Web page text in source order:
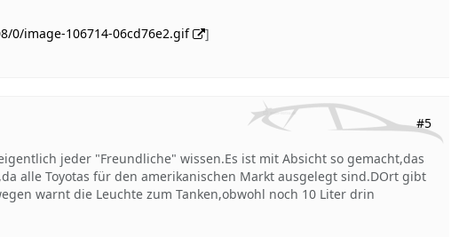
0/image-106714-06cd76e2.gif ]
#5
jeder "Freundliche" wissen.Es ist mit Absicht so gemacht,das
alle Toyotas für den amerikanischen Markt ausgelegt sind.DOrt gibt
warnt die Leuchte zum Tanken,obwohl noch 10 Liter drin